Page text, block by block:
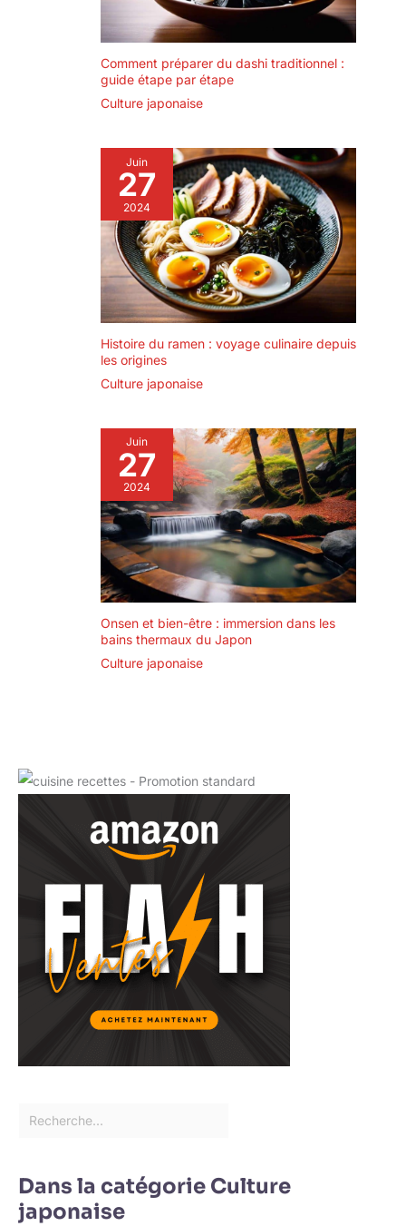
rénovations ou du
perçage. Utilisation
polyvalente : cette
élégante cloison de
séparation est bien plus
qu'un simple écran
séparer votre espace de
loisirs, votre bureau, votre
salle à manger ou votre
chambre, en mettant en
valeur vos objets de
manière soignée et
élégante. Placez-la près
d'une fenêtre pour adoucir
les rayons du soleil ou
installez-la comme
arrière-plan chic pour vos
appels vidéo.
Comment préparer du dashi traditionnel :
guide étape par étape
Culture japonaise
Juin
27
2024
Histoire du ramen : voyage culinaire depuis
les origines
Culture japonaise
Juin
27
2024
Onsen et bien-être : immersion dans les
bains thermaux du Japon
Culture japonaise
Dans la catégorie Culture
japonaise